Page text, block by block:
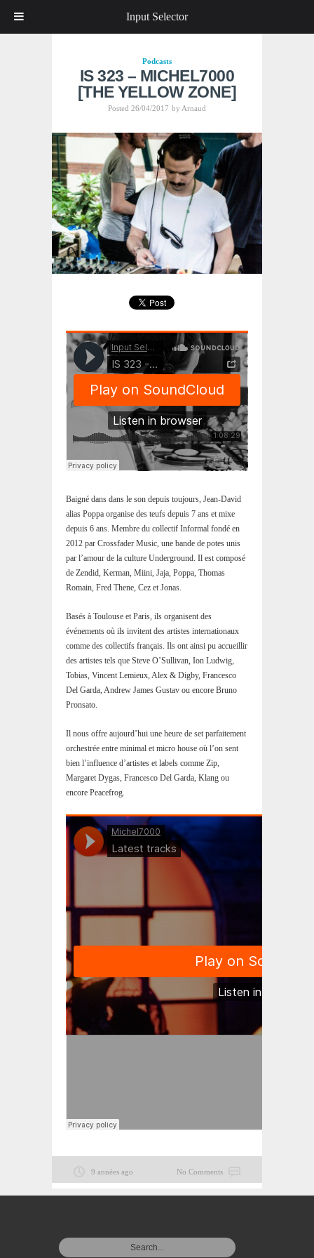
Podcasts
IS 323 – MICHEL7000
[THE YELLOW ZONE]
Posted 26/04/2017 by Arnaud
Baigné dans dans le son depuis toujours, Jean-David
alias Poppa organise des teufs depuis 7 ans et mixe
depuis 6 ans. Membre du collectif Informal fondé en
2012 par Crossfader Music, une bande de potes unis
par l’amour de la culture Underground. Il est composé
de Zendid, Kerman, Miini, Jaja, Poppa, Thomas
Romain, Fred Thene, Cez et Jonas.
Basés à Toulouse et Paris, ils organisent des
événements où ils invitent des artistes internationaux
comme des collectifs français. Ils ont ainsi pu accueillir
des artistes tels que Steve O’Sullivan, Ion Ludwig,
Tobias, Vincent Lemieux, Alex & Digby, Francesco
Del Garda, Andrew James Gustav ou encore Bruno
Pronsato.
Il nous offre aujourd’hui une heure de set parfaitement
orchestrée entre minimal et micro house où l’on sent
bien l’influence d’artistes et labels comme Zip,
Margaret Dygas, Francesco Del Garda, Klang ou
encore Peacefrog.
9 années ago No Comments
Input Selector